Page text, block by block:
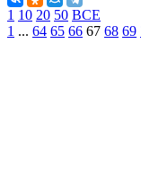
1 10 20 50 ВСЕ
1 ... 64 65 66 67 68 69